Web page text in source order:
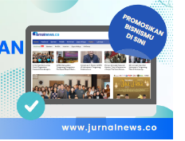
Solutions in Asia Pacific